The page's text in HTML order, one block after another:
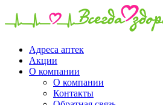
Адреса аптек
Акции
О компании
О компании
Контакты